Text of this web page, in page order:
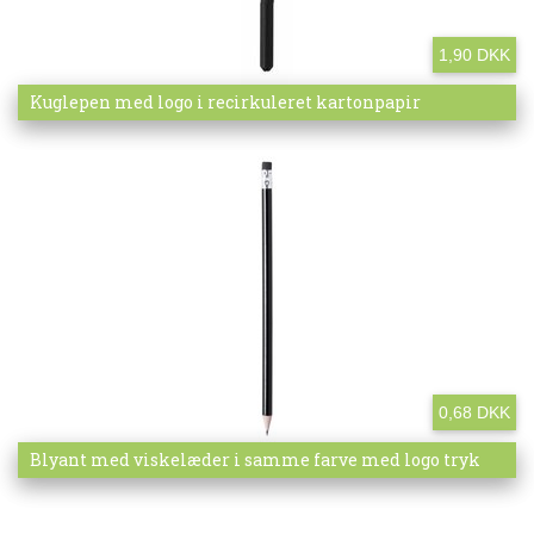
1,90 DKK
Kuglepen med logo i recirkuleret kartonpapir
Mere info
0,68 DKK
Blyant med viskelæder i samme farve med logo tryk
Mere info